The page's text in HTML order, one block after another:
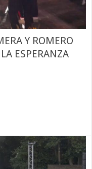
Y ROMERO
ESPERANZA